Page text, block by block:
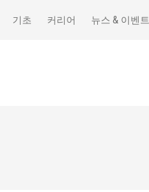
기초 커리어 뉴스 & 이벤트